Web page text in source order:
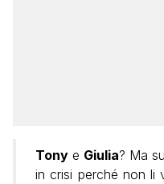
Tony e Giulia? Ma
in crisi perché non li